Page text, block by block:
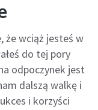
że wciąż jesteś w
do tej pory
odpoczynek jest
dalszą walkę i
i korzyści